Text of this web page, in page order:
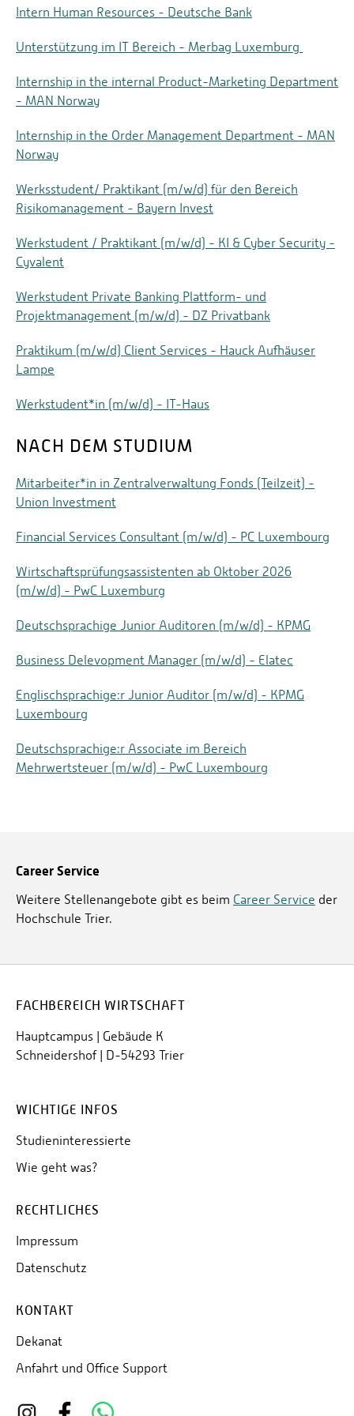
Intern Human Resources - Deutsche Bank
Unterstützung im IT Bereich - Merbag Luxemburg
Internship in the internal Product-Marketing Department
- MAN Norway
Internship in the Order Management Department - MAN
Norway
Werksstudent/ Praktikant (m/w/d) für den Bereich
Risikomanagement - Bayern Invest
Werkstudent / Praktikant (m/w/d) - KI & Cyber Security -
Cyvalent
Werkstudent Private Banking Plattform- und
Projektmanagement (m/w/d) - DZ Privatbank
Praktikum (m/w/d) Client Services - Hauck Aufhäuser
Lampe
Werkstudent*in (m/w/d) - IT-Haus
NACH DEM STUDIUM
Mitarbeiter*in in Zentralverwaltung Fonds (Teilzeit) -
Union Investment
Financial Services Consultant (m/w/d) - PC Luxembourg
Wirtschaftsprüfungsassistenten ab Oktober 2026
(m/w/d) - PwC Luxemburg
Deutschsprachige Junior Auditoren (m/w/d) - KPMG
Business Delevopment Manager (m/w/d) - Elatec
Englischsprachige:r Junior Auditor (m/w/d) - KPMG
Luxembourg
Deutschsprachige:r Associate im Bereich
Mehrwertsteuer (m/w/d) - PwC Luxembourg
Career Service
Weitere Stellenangebote gibt es beim Career Service der
Hochschule Trier.
FACHBEREICH WIRTSCHAFT
Hauptcampus | Gebäude K
Schneidershof | D-54293 Trier
WICHTIGE INFOS
Studieninteressierte
Wie geht was?
RECHTLICHES
Impressum
Datenschutz
KONTAKT
Dekanat
Anfahrt und Office Support